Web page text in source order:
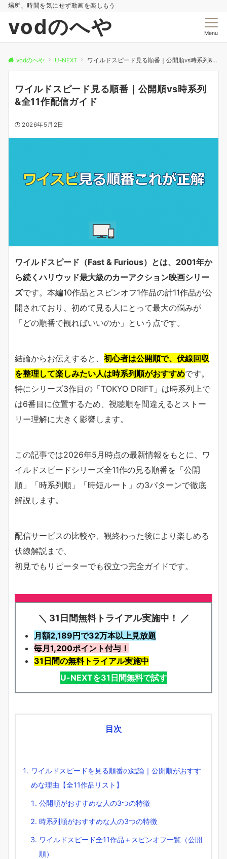
場所、時間を気にせず動画を楽しもう
vodのへや Menu
vodのへや U-NEXT ワイルドスピード見る順番｜公開順vs時系列&全11作配信ガイド
ワイルドスピード見る順番｜公開順vs時系列
&全11作配信ガイド
2026年5月2日
ワイルドスピード（Fast & Furious）とは、2001年か
ら続くハリウッド最大級のカーアクション映画シリー
ズです。本編10作品とスピンオフ1作品の計11作品が公
開されており、初めて見る人にとって最大の悩みが
「どの順番で観ればいいのか」という点です。
結論からお伝えすると、 初心者は公開順で、伏線回収
を整理して楽しみたい人は時系列順がおすすめです。
特にシリーズ3作目の「TOKYO DRIFT」は時系列上で
は6番目に位置するため、視聴順を間違えるとストー
リー理解に大きく影響します。
この記事では2026年5月時点の最新情報をもとに、ワ
イルドスピードシリーズ全11作の見る順番を「公開
順」「時系列順」「時短ルート」の3パターンで徹底
解説します。
配信サービスの比較や、観終わった後により楽しめる
伏線解説まで、
初見でもリピーターでも役立つ完全ガイドです。
＼ 31日間無料トライアル実施中！ ／
月額2,189円で32万本以上見放題
毎月1,200ポイント付与！
31日間の無料トライアル実施中
U-NEXTを31日間無料で試す
目次
ワイルドスピードを見る順番の結論｜公開順がおすす
めな理由【全11作品リスト】
公開順がおすすめな人の3つの特徴
時系列順がおすすめな人の3つの特徴
ワイルドスピード全11作品＋スピンオフ一覧（公開
順）